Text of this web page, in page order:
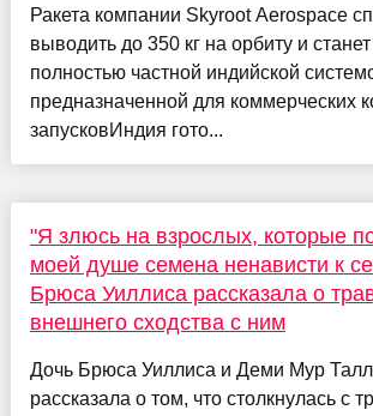
Ракета компании Skyroot Aerospace
выводить до 350 кг на орбиту и
полностью частной индийской
предназначенной для коммерческих
запусковИндия гото...
"Я злюсь на взрослых, которые
моей душе семена ненависти к
Брюса Уиллиса рассказала о
внешнего сходства с ним
Дочь Брюса Уиллиса и Деми Мур
рассказала о том, что столкнулась с